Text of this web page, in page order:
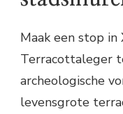
Maak een stop in
Terracottaleger
archeologische
levensgrote